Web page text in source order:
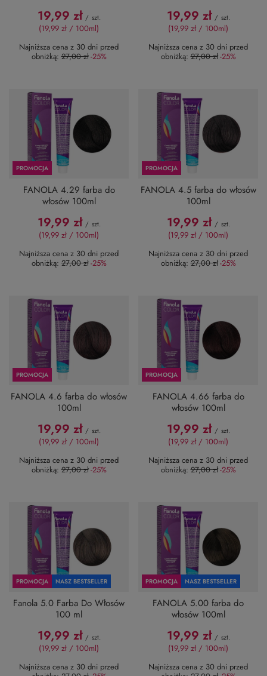
19,99 zł / szt.
(19,99 zł / 100ml)
Najniższa cena z 30 dni przed
obniżką:27,00 zł-25%
19,99 zł / szt.
(19,99 zł / 100ml)
Najniższa cena z 30 dni przed
obniżką:27,00 zł-25%
PROMOCJA
FANOLA 4.29 farba do
włosów 100ml
19,99 zł / szt.
(19,99 zł / 100ml)
Najniższa cena z 30 dni przed
obniżką:27,00 zł-25%
PROMOCJA
FANOLA 4.5 farba do włosów
100ml
19,99 zł / szt.
(19,99 zł / 100ml)
Najniższa cena z 30 dni przed
obniżką:27,00 zł-25%
PROMOCJA
FANOLA 4.6 farba do włosów
100ml
19,99 zł / szt.
(19,99 zł / 100ml)
Najniższa cena z 30 dni przed
obniżką:27,00 zł-25%
PROMOCJA
FANOLA 4.66 farba do
włosów 100ml
19,99 zł / szt.
(19,99 zł / 100ml)
Najniższa cena z 30 dni przed
obniżką:27,00 zł-25%
PROMOCJA NASZ BESTSELLER
Fanola 5.0 Farba Do Włosów
100 ml
19,99 zł / szt.
(19,99 zł / 100ml)
Najniższa cena z 30 dni przed
PROMOCJA NASZ BESTSELLER
FANOLA 5.00 farba do
włosów 100ml
19,99 zł / szt.
(19,99 zł / 100ml)
Najniższa cena z 30 dni przed